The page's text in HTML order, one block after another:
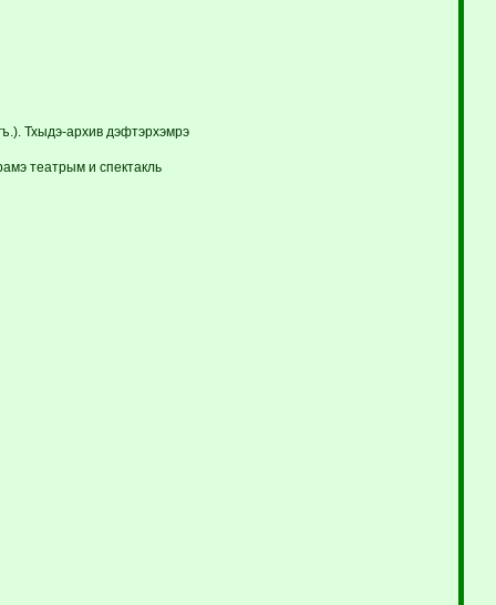
Тхыдэ-архив дэфтэрхэмрэ
театрым и спектакль